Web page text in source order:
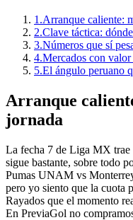
1.Arranque caliente:
2.Clave táctica:
3.Números que sí
4.Mercados con
5.El ángulo peruano
Arranque
jornada
La fecha 7 de Liga MX trae
sigue bastante, sobre todo
Pumas UNAM vs
pero yo siento que la cuota
Rayados que el momento
En PreviaGol no